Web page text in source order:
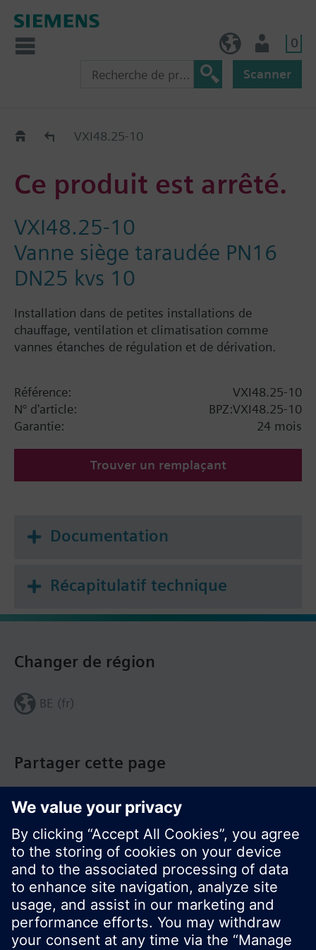
0
Scanner
Old2NewVXI48.25-10
Ce produit est arrêté.
VXI48.25-10
Vanne siège taraudée PN16
DN25 kvs 10
Installation dans de petites installations de
chauffage, ventilation et climatisation comme
vannes étanches de régulation et de dérivation.
Référence:
VXI48.25-10
N° d'article:
BPZ:VXI48.25-10
Garantie:
24 mois
Trouver un remplaçant
Documentation
Récapitulatif technique
Partager cette page
Changer de région
BE (fr)
© Siemens Switzerland Ltd. Building Technologies